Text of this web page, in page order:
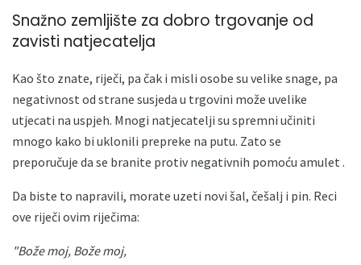
Snažno zemljište za dobro trgovanje od
zavisti natjecatelja
Kao što znate, riječi, pa čak i misli osobe su velike snage, pa
negativnost od strane susjeda u trgovini može uvelike
utjecati na uspjeh. Mnogi natjecatelji su spremni učiniti
mnogo kako bi uklonili prepreke na putu. Zato se
preporučuje da se branite protiv negativnih pomoću amulet .
Da biste to napravili, morate uzeti novi šal, češalj i pin. Reci
ove riječi ovim riječima:
"Bože moj, Bože moj,